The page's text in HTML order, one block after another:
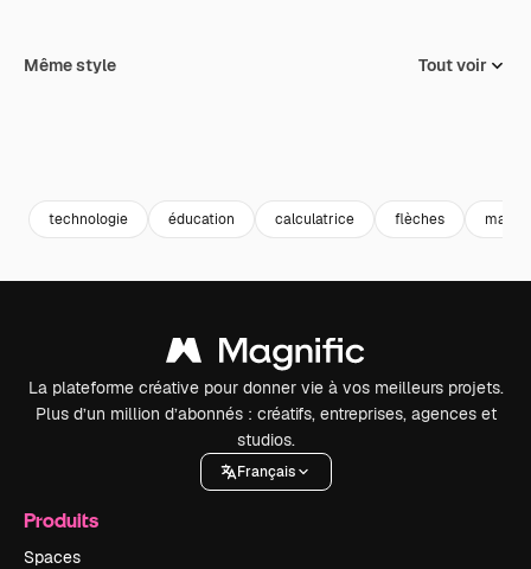
Même style Tout voir
technologie éducation calculatrice flèches math
La plateforme créative pour donner vie à vos meilleurs projets.
Plus d’un million d’abonnés : créatifs, entreprises, agences et
studios.
Français
Produits
Spaces